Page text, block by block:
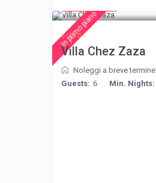
In primo piano
Villa Chez Zaza
Noleggi a breve termine
Guests: 6 Min. Nights: